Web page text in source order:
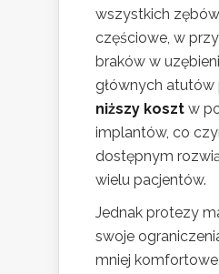
wszystkich
częściowe, w
braków w
głównych atutów
niższy koszt w
implantów, co
dostępnym
wielu pacjentów.
Jednak protezy
swoje
mniej